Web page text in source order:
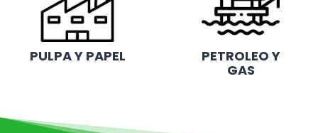
PULPA Y PAPEL
PETROLEO Y
GAS